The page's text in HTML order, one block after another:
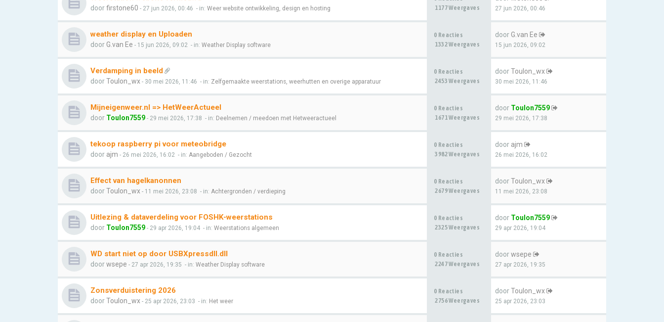
doorfirstone60 - 27 jun 2026, 00:46 - in: Weer website ontwikkeling, design en hosting
1177 Weergaves
27 jun 2026, 00:46
weather display en Uploaden
doorG.van Ee - 15 jun 2026, 09:02 - in: Weather Display software
0 Reacties
1332 Weergaves
doorG.van Ee
15 jun 2026, 09:02
Verdamping in beeld
doorToulon_wx - 30 mei 2026, 11:46 - in: Zelfgemaakte weerstations, weerhutten en overige apparatuur
0 Reacties
2453 Weergaves
doorToulon_wx
30 mei 2026, 11:46
Mijneigenweer.nl => HetWeerActueel
door Toulon7559 - 29 mei 2026, 17:38 - in: Deelnemen / meedoen met Hetweeractueel
0 Reacties
1671 Weergaves
door Toulon7559
29 mei 2026, 17:38
tekoop raspberry pi voor meteobridge
door ajm - 26 mei 2026, 16:02 - in: Aangeboden / Gezocht
0 Reacties
3982 Weergaves
door ajm
26 mei 2026, 16:02
Effect van hagelkanonnen
doorToulon_wx - 11 mei 2026, 23:08 - in: Achtergronden / verdieping
0 Reacties
2679 Weergaves
doorToulon_wx
11 mei 2026, 23:08
Uitlezing & dataverdeling voor FOSHK-weerstations
door Toulon7559 - 29 apr 2026, 19:04 - in: Weerstations algemeen
0 Reacties
2325 Weergaves
door Toulon7559
29 apr 2026, 19:04
WD start niet op door USBXpressdll.dll
doorwsepe - 27 apr 2026, 19:35 - in: Weather Display software
0 Reacties
2247 Weergaves
doorwsepe
27 apr 2026, 19:35
Zonsverduistering 2026
doorToulon_wx - 25 apr 2026, 23:03 - in: Het weer
0 Reacties
2756 Weergaves
doorToulon_wx
25 apr 2026, 23:03